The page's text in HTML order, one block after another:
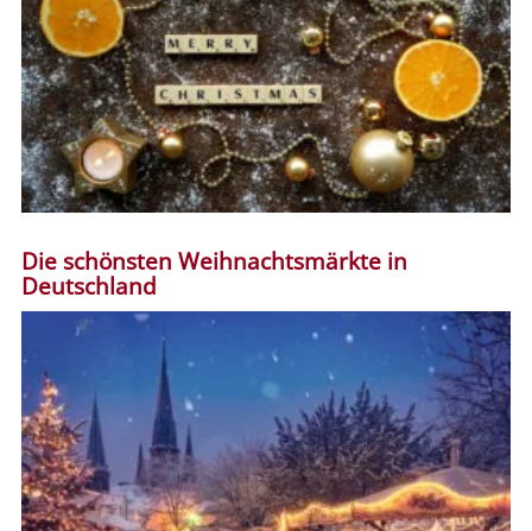
Die schönsten Weihnachtsmärkte in
Deutschland